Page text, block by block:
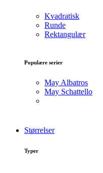
Kvadratisk
Runde
Rektangulær
Populære serier
May Albatros
May Schattello
Størrelser
Typer